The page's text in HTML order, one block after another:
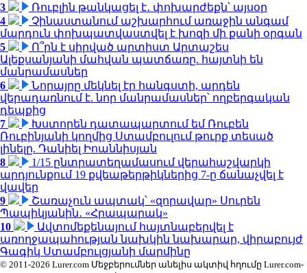
3
Ռուբլին թանկացել է․ փոխարժեքն՝ այսօր
4
Չինաստանում աշխարհում առաջին անգամ
մարդուն փոխպատվաստվել է խոզի մի քանի օրգան
5
Ո՞րն է սիրված արտիստ Արտաշես
Ալեքսանյանի մահվան պատճառը. հայտնի են
մանրամասներ
6
Նորայրը մեկնել էր հանգստի, արդեն
վերադառնում է. նոր մանրամասներ՝ ողբերգական
դեպքից
7
Խստորեն դատապարտում եմ Ռուբեն
Ռուբինյանի կողմից Ստամբուլում թուրք տեսած
լինելը. Դանիել Իոաննիսյան
8
1/15 ընտրատեղամասում վերահաշվարկի
արդյունքում 19 քվեաթերթիկներից 7-ը ճանաչվել է
վավեր
9
Շառաչուն ապտակ՝ «զորավար» Սուրեն
Պապիկյանին․ «Հրապարակ»
10
Ավտոմեքենայում հայտնաբերվել է
առողջապահության նախկին նախարար, վիրաբույժ
Գագիկ Ստամբուլցյանի մարմինը
© 2011-2026 Lurer.com Մեջբերումներ անելիս ակտիվ հղումը Lurer.com-